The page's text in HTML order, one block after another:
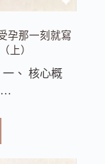
孕那一刻就寫
上）
、 核心概
…